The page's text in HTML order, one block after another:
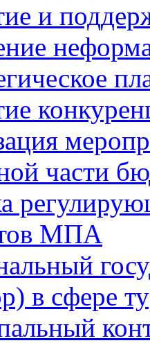
и
части
МПА
в сфере